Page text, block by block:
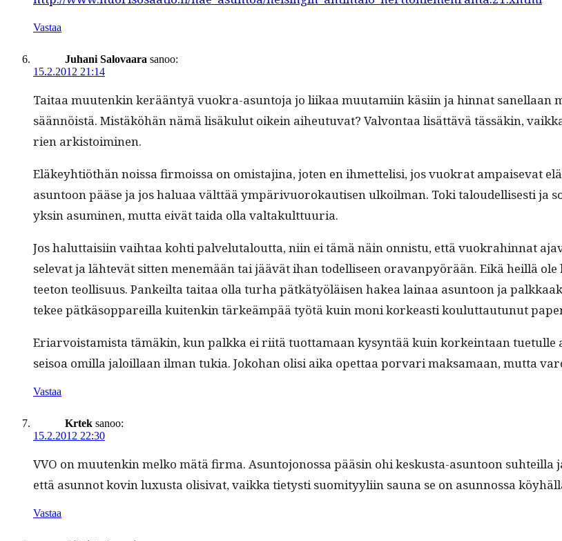
Vastaa
Juhani Salovaara sanoo:
15.2.2012 21:14
Taitaa muutenkin kerään­tyä vuokra-asun­to­ja jo liikaa muu­tami­in käsi­in ja hin­nat
sään­nöistä. Mis­täköhän nämä lisäku­lut oikein aiheutu­vat? Valvon­taa lisät­tävä tässäkin,
rien arkistoiminen.
Eläkey­htiöthän nois­sa fir­moissa on omis­ta­ji­na, joten en ihmettelisi, jos vuokrat ampai­se­vat
asun­toon pääse ja jos halu­aa vält­tää ympärivuorokautisen ulkoil­man. Toki taloudel­lis­es­ti
yksin asum­i­nen, mut­ta eivät tai­da olla valtakulttuuria.
Jos halut­taisi­in vai­h­taa kohti palve­lu­talout­ta, niin ei tämä näin onnis­tu, että vuokrahin­nat
se­l­e­vat ja lähtevät sit­ten men­emään tai jäävät ihan todel­liseen ora­van­pyörään. Eikä heil­lä
tee­ton teol­lisu­us. Pankeil­ta taitaa olla turha pätkä­työläisen hakea lainaa asun­toon ja
tekee pätkä­sop­pareil­la kuitenkin tärkeäm­pää työtä kuin moni korkeasti koulut­tau­tunut
Eri­ar­vois­tamista tämäkin, kun palk­ka ei riitä tuot­ta­maan kysyn­tää kuin korkein­taan
seisoa omil­la jaloil­laan ilman tukia. Joko­han olisi aika opet­taa por­vari mak­samaan, mut­ta
Vastaa
Krtek sanoo:
15.2.2012 22:30
VVO on muutenkin melko mätä fir­ma. Asun­to­jonos­sa pääsin ohi keskus­ta-asun­toon
että asun­not kovin luxu­s­ta oli­si­vat, vaik­ka tietysti suomi­tyyli­in sauna se on asun­nos­sa
Vastaa